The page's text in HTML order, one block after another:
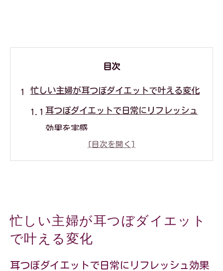
目次
忙しい主婦が耳つぼダイエットで叶える変化
耳つぼダイエットで日常にリフレッシュ
効果を実感
耳つぼジュエリーが主婦のダイエット継
耳つぼダイエットで忙しい主婦が健康的
に痩せる仕組み
耳つぼダイエットで育児や家事の合間に
忙しい主婦が耳つぼダイエット
で叶える変化
耳つぼダイエットで日常にリフレッシュ効果